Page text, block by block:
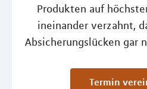
Produkten auf
ineinander verzahnt,
Absicherungslücken gar
Termin